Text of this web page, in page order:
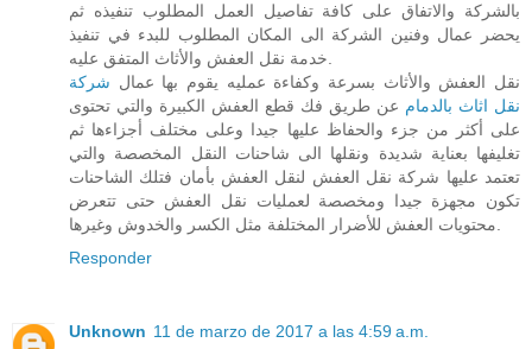
بالشركة والاتفاق على كافة تفاصيل العمل المطلوب تنفيذه ثم
يحضر عمال وفنين الشركة الى المكان المطلوب للبدء في تنفيذ
نقل العفش والأثاث بسرعة وكفاءة عمليه يقوم بها عمال شركة
نقل اثاث بالدمام عن طريق فك قطع العفش الكبيرة والتي تحتوى
على أكثر من جزء والحفاظ عليها جيدا وعلى مختلف أجزاءها ثم
تغليفها بعناية شديدة ونقلها الى شاحنات النقل المخصصة والتي
تعتمد عليها شركة نقل العفش لنقل العفش بأمان فتلك الشاحنات
تكون مجهزة جيدا ومخصصة لعمليات نقل العفش حتى تتعرض
Responder
Unknown 11 de marzo de 2017 a las 4:59 a.m.